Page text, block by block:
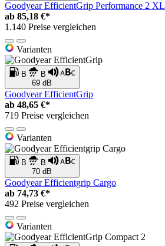
Goodyear EfficientGrip Performance 2 XL
ab 85,18 €*
1.140 Preise vergleichen
Varianten
B
B
69 dB
Goodyear EfficientGrip
ab 48,65 €*
719 Preise vergleichen
Varianten
B
B
70 dB
Goodyear Efficientgrip Cargo
ab 74,73 €*
492 Preise vergleichen
Varianten